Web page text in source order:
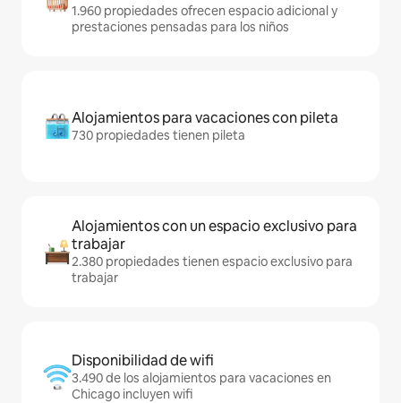
1.960 propiedades ofrecen espacio adicional y
prestaciones pensadas para los niños
Alojamientos para vacaciones con pileta
730 propiedades tienen pileta
Alojamientos con un espacio exclusivo para
trabajar
2.380 propiedades tienen espacio exclusivo para
trabajar
Disponibilidad de wifi
3.490 de los alojamientos para vacaciones en
Chicago incluyen wifi